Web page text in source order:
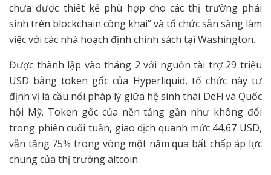
chưa được thiết kế phù hợp cho các thị trường phái
sinh trên blockchain công khai” và tổ chức sẵn sàng làm
việc với các nhà hoạch định chính sách tại Washington.
Được thành lập vào tháng 2 với nguồn tài trợ 29 triệu
USD bằng token gốc của Hyperliquid, tổ chức này tự
định vị là cầu nối pháp lý giữa hệ sinh thái DeFi và Quốc
hội Mỹ. Token gốc của nền tảng gần như không đổi
trong phiên cuối tuần, giao dịch quanh mức 44,67 USD,
vẫn tăng 75% trong vòng một năm qua bất chấp áp lực
chung của thị trường altcoin.